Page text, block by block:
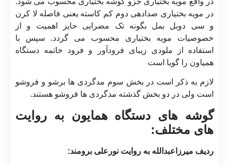
در مویه بختیاری صدادهی دوم کم کاسته یعنی فاصله لا کرن
و سی دوبل بمل بگونه تک مضرابی حایز اهمیت و از
خصوصیات مویه بختیاری محسوب می گردد. سپس با
استفاده از ملودی زیبای فرودآور و فرود خاتمه دستگاه
همیاون را گویا است
لازم به ذکر است در بخش سوم مدگردی ها برشو و فروشو
است ولی در دو بخش گذشته مدگردی ها فروشو هستند.
گوشه های دستگاه همایون به روایت
های مختلف:
ردیف میرزاعبدالله به روایت نورعلی برومند: